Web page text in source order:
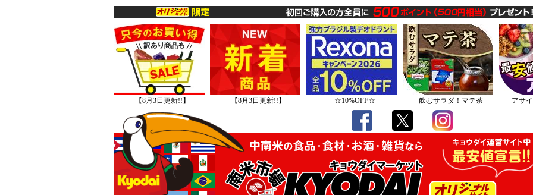
【8月3日更新!!】 【8月3日更新!!】 ☆10%OFF☆ 飲むサラダ！マテ茶 アサ